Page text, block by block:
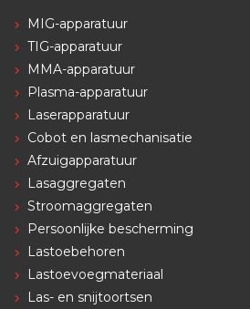
MIG-apparatuur
TIG-apparatuur
MMA-apparatuur
Plasma-apparatuur
Laserapparatuur
Cobot en lasmechanisatie
Afzuigapparatuur
Lasaggregaten
Stroomaggregaten
Persoonlijke bescherming
Lastoebehoren
Lastoevoegmateriaal
Las- en snijtoortsen